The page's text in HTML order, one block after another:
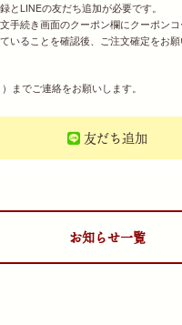
LINEの友だち追加が必要です。
続き画面のクーポン欄にクーポン
ることを確認後、ご注文確定をお願
までご連絡をお願いします。
友だち追加
お知らせ一覧